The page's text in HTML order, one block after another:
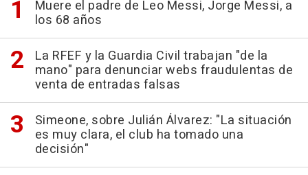
Muere el padre de Leo Messi, Jorge Messi, a
los 68 años
La RFEF y la Guardia Civil trabajan "de la
mano" para denunciar webs fraudulentas de
venta de entradas falsas
Simeone, sobre Julián Álvarez: "La situación
es muy clara, el club ha tomado una
decisión"